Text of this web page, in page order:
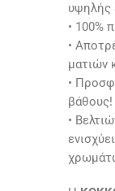
υψηλής
• 100%
•
ματιών
•
•